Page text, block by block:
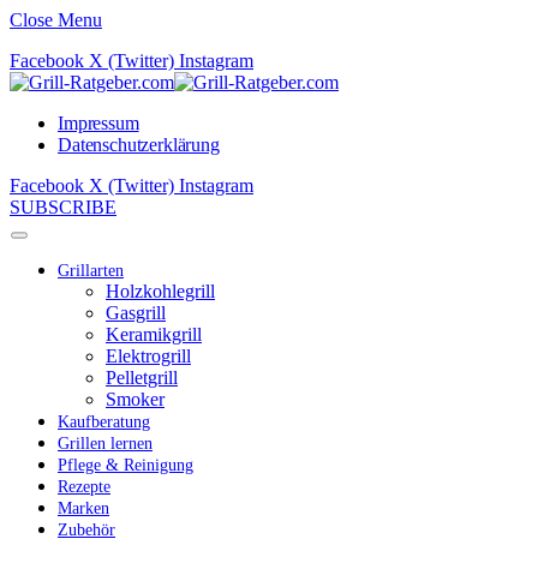
Close Menu
Facebook X (Twitter) Instagram
Impressum
Datenschutzerklärung
Facebook X (Twitter) Instagram
SUBSCRIBE
Grillarten
Holzkohlegrill
Gasgrill
Keramikgrill
Elektrogrill
Pelletgrill
Smoker
Kaufberatung
Grillen lernen
Pflege & Reinigung
Rezepte
Marken
Zubehör